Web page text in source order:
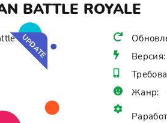
BATTLE ROYALE
Версия:
Жанр:
UPDATE